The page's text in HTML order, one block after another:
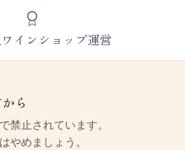
インショップ運営
ら
禁止されています。
やめましょう。